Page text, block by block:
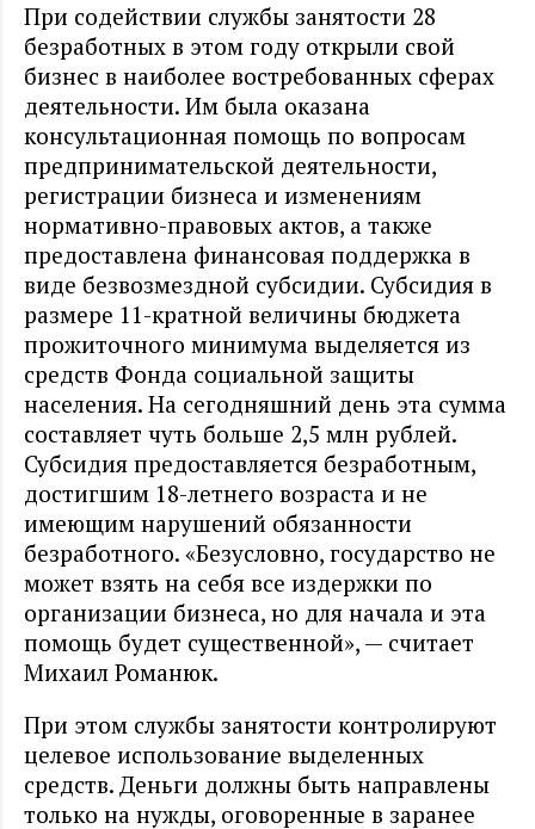
При содействии службы занятости 28
безработных в этом году открыли свой
бизнес в наиболее востребованных сферах
деятельности. Им была оказана
консультационная помощь по вопросам
предпринимательской деятельности,
регистрации бизнеса и изменениям
нормативно-правовых актов, а также
предоставлена финансовая поддержка в
виде безвозмездной субсидии. Субсидия в
размере 11-кратной величины бюджета
прожиточного минимума выделяется из
средств Фонда социальной защиты
населения. На сегодняшний день эта сумма
составляет чуть больше 2,5 млн рублей.
Субсидия предоставляется безработным,
достигшим 18-летнего возраста и не
имеющим нарушений обязанности
безработного. «Безусловно, государство не
может взять на себя все издержки по
организации бизнеса, но для начала и эта
помощь будет существенной», — считает
Михаил Романюк.
При этом службы занятости контролируют
целевое использование выделенных
средств. Деньги должны быть направлены
только на нужды, оговоренные в заранее